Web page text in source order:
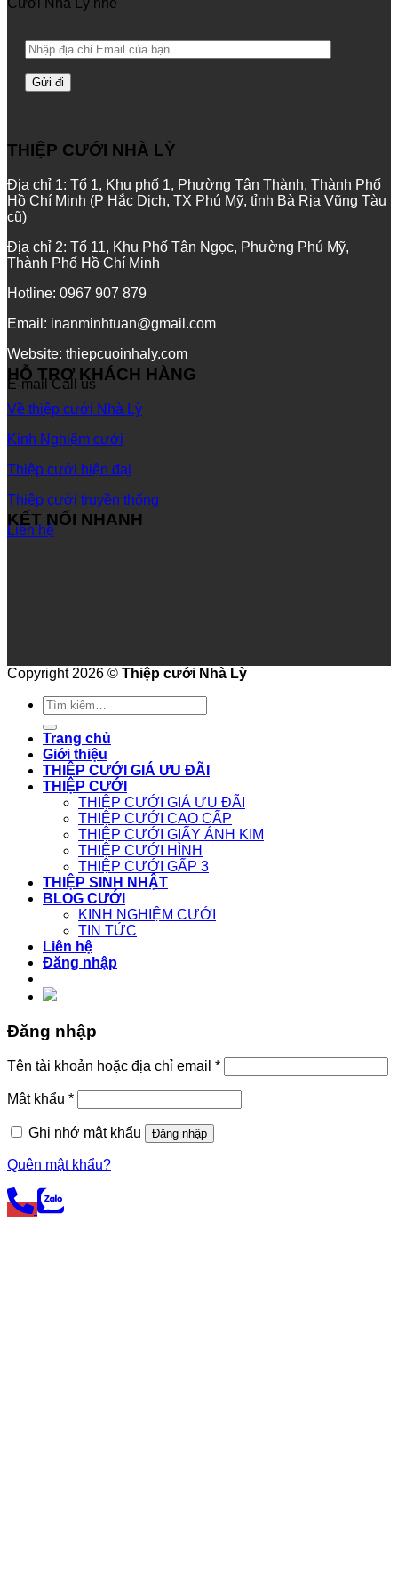
THIỆP CƯỚI NHÀ LỲ
Địa chỉ 1: Tổ 1, Khu phố 1, Phường Tân Thành, Thành Phố
Hồ Chí Minh (P Hắc Dịch, TX Phú Mỹ, tỉnh Bà Rịa Vũng Tàu
cũ)
Địa chỉ 2: Tổ 11, Khu Phố Tân Ngọc, Phường Phú Mỹ,
Thành Phố Hồ Chí Minh
Hotline: 0967 907 879
Email: inanminhtuan@gmail.com
Website: thiepcuoinhaly.com
E-mail Call us
HỖ TRỢ KHÁCH HÀNG
Về thiệp cưới Nhà Lỳ
Kinh Nghiệm cưới
Thiệp cưới hiện đại
Thiệp cưới truyền thống
Liên hệ
KẾT NỐI NHANH
Copyright 2026 © Thiệp cưới Nhà Lỳ
Tìm
kiếm:
Trang chủ
Giới thiệu
THIỆP CƯỚI GIÁ ƯU ĐÃI
THIỆP CƯỚI
THIỆP CƯỚI GIÁ ƯU ĐÃI
THIỆP CƯỚI CAO CẤP
THIỆP CƯỚI GIẤY ÁNH KIM
THIỆP CƯỚI HÌNH
THIỆP CƯỚI GẤP 3
THIỆP SINH NHẬT
BLOG CƯỚI
KINH NGHIỆM CƯỚI
TIN TỨC
Liên hệ
Đăng nhập
Đăng nhập
Tên tài khoản hoặc địa chỉ email *
Mật khẩu *
Ghi nhớ mật khẩu Đăng nhập
Quên mật khẩu?